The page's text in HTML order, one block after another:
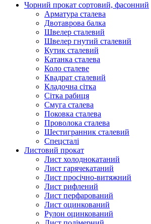
Чорний прокат сортовий, фасонний
Арматура сталева
Двотаврова балка
Швелер сталевий
Швелер гнутий сталевий
Кутик сталевий
Катанка сталева
Коло сталеве
Квадрат сталевий
Кладочна сітка
Сітка рабиця
Смуга сталева
Поковка сталева
Проволока сталева
Шестигранник сталевий
Спецсталі
Листовий прокат
Лист холоднокатаний
Лист гарячекатаний
Лист просічно-витяжний
Лист рифлений
Лист перфарований
Лист оцинкований
Рулон оцинкований